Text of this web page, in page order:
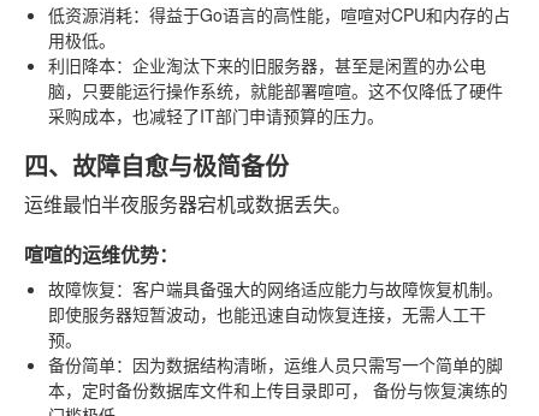
低资源消耗：得益于Go语言的高性能，喧喧对CPU和内存的占
用极低。
利旧降本：企业淘汰下来的旧服务器，甚至是闲置的办公电
脑，只要能运行操作系统，就能部署喧喧。这不仅降低了硬件
采购成本，也减轻了IT部门申请预算的压力。
四、故障自愈与极简备份
运维最怕半夜服务器宕机或数据丢失。
喧喧的运维优势：
故障恢复：客户端具备强大的网络适应能力与故障恢复机制。
即使服务器短暂波动，也能迅速自动恢复连接，无需人工干
预。
备份简单：因为数据结构清晰，运维人员只需写一个简单的脚
本，定时备份数据库文件和上传目录即可， 备份与恢复演练的